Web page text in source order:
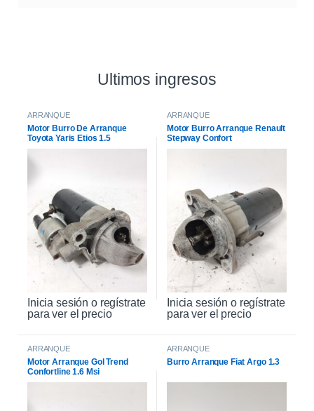
Ultimos ingresos
ARRANQUE
Motor Burro De Arranque
Toyota Yaris Etios 1.5
Inicia sesión o regístrate
para ver el precio
ARRANQUE
Motor Burro Arranque Renault
Stepway Confort
Inicia sesión o regístrate
para ver el precio
ARRANQUE
Motor Arranque Gol Trend
Confortline 1.6 Msi
ARRANQUE
Burro Arranque Fiat Argo 1.3